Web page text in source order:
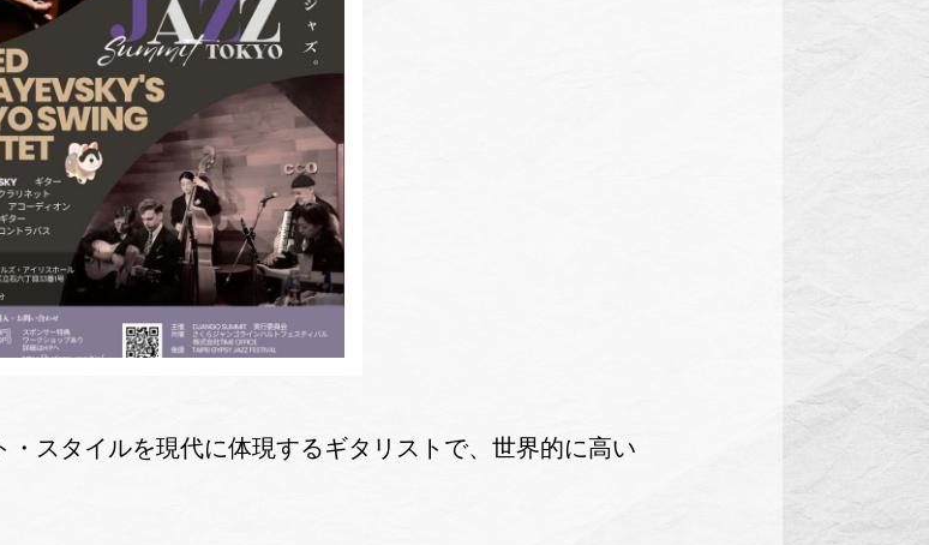
・スタイルを現代に体現するギタリストで、世界的に高い